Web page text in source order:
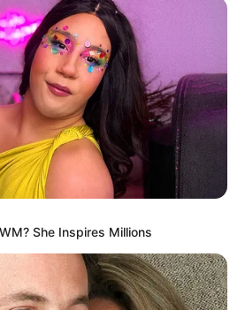
She Inspires Millions